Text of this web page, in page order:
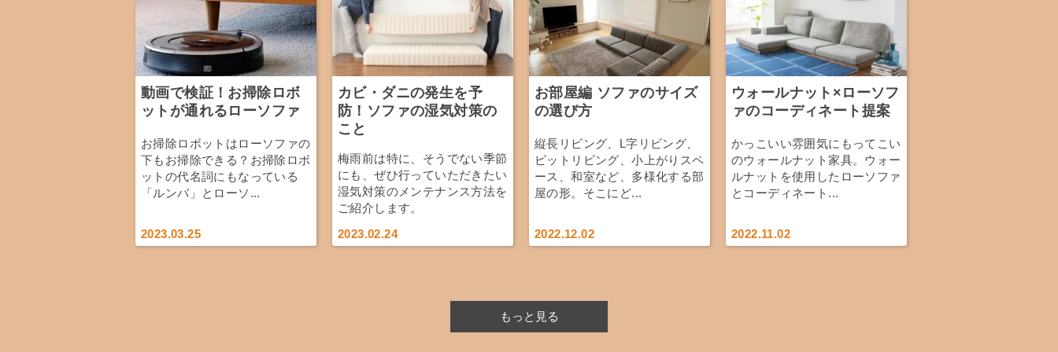
動画で検証！お掃除ロボ
ットが通れるローソファ
お掃除ロボットはローソファの
下もお掃除できる？お掃除ロボ
ットの代名詞にもなっている
「ルンバ」とローソ...
2023.03.25
カビ・ダニの発生を予
防！ソファの湿気対策の
こと
梅雨前は特に、そうでない季節
にも、ぜひ行っていただきたい
湿気対策のメンテナンス方法を
ご紹介します。
2023.02.24
お部屋編 ソファのサイズ
の選び方
縦長リビング、L字リビング、
ピットリビング、小上がりスペ
ース、和室など、多様化する部
屋の形。そこにど...
2022.12.02
ウォールナット×ローソフ
ァのコーディネート提案
かっこいい雰囲気にもってこい
のウォールナット家具。ウォー
ルナットを使用したローソファ
とコーディネート...
2022.11.02
もっと見る